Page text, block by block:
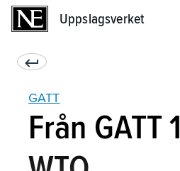
Uppslagsverket
GATT
Från GATT